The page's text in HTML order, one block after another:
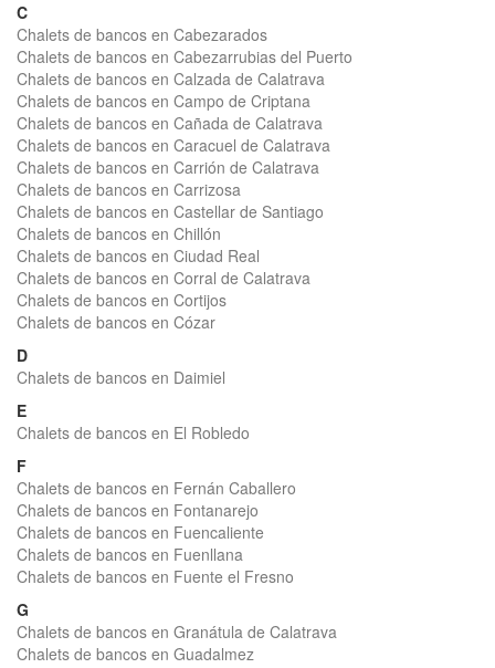
C
Chalets de bancos en Cabezarados
Chalets de bancos en Cabezarrubias del Puerto
Chalets de bancos en Calzada de Calatrava
Chalets de bancos en Campo de Criptana
Chalets de bancos en Cañada de Calatrava
Chalets de bancos en Caracuel de Calatrava
Chalets de bancos en Carrión de Calatrava
Chalets de bancos en Carrizosa
Chalets de bancos en Castellar de Santiago
Chalets de bancos en Chillón
Chalets de bancos en Ciudad Real
Chalets de bancos en Corral de Calatrava
Chalets de bancos en Cortijos
Chalets de bancos en Cózar
D
Chalets de bancos en Daimiel
E
Chalets de bancos en El Robledo
F
Chalets de bancos en Fernán Caballero
Chalets de bancos en Fontanarejo
Chalets de bancos en Fuencaliente
Chalets de bancos en Fuenllana
Chalets de bancos en Fuente el Fresno
G
Chalets de bancos en Granátula de Calatrava
Chalets de bancos en Guadalmez